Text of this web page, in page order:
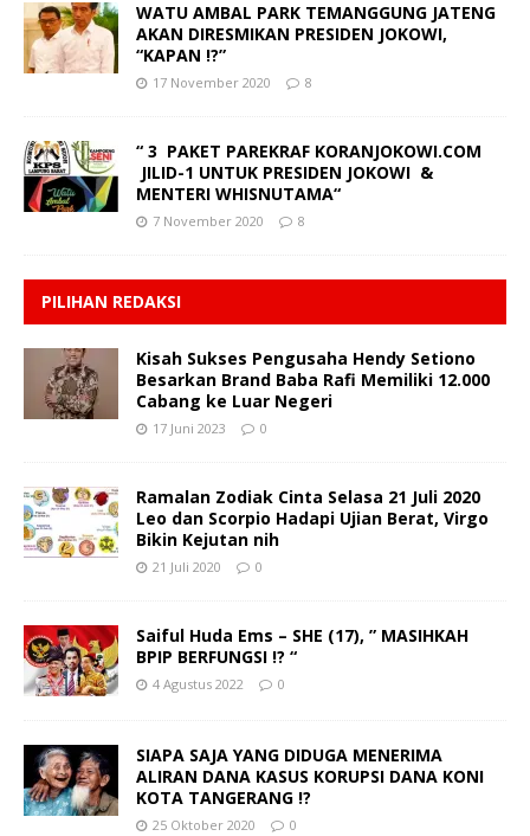
WATU AMBAL PARK TEMANGGUNG JATENG
AKAN DIRESMIKAN PRESIDEN JOKOWI,
“KAPAN !?”
17 November 2020 8
“ 3 PAKET PAREKRAF KORANJOKOWI.COM
JILID-1 UNTUK PRESIDEN JOKOWI &
MENTERI WHISNUTAMA“
7 November 2020 8
PILIHAN REDAKSI
Kisah Sukses Pengusaha Hendy Setiono
Besarkan Brand Baba Rafi Memiliki 12.000
Cabang ke Luar Negeri
17 Juni 2023 0
Ramalan Zodiak Cinta Selasa 21 Juli 2020
Leo dan Scorpio Hadapi Ujian Berat, Virgo
Bikin Kejutan nih
21 Juli 2020 0
Saiful Huda Ems – SHE (17), ” MASIHKAH
BPIP BERFUNGSI !? “
4 Agustus 2022 0
SIAPA SAJA YANG DIDUGA MENERIMA
ALIRAN DANA KASUS KORUPSI DANA KONI
KOTA TANGERANG !?
25 Oktober 2020 0